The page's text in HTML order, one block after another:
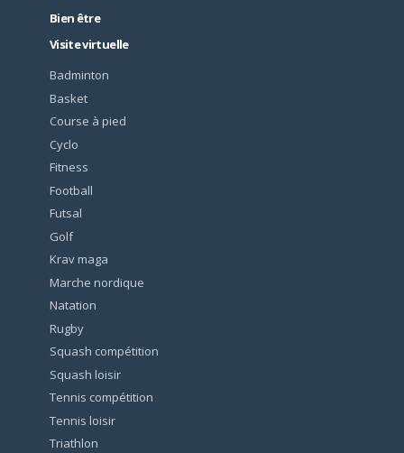
Bien être
Visite virtuelle
Badminton
Basket
Course à pied
Cyclo
Fitness
Football
Futsal
Golf
Krav maga
Marche nordique
Natation
Rugby
Squash compétition
Squash loisir
Tennis compétition
Tennis loisir
Triathlon